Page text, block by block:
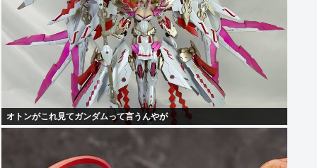
オトンがこれ見てガンダムって言うんやが